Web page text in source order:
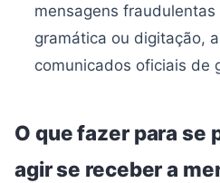
mensagens
gramática ou digitação,
comunicados oficiais de
O que fazer para se
agir se receber a